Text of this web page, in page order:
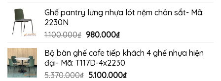
là:
tại
Ghế pantry lưng nhựa lót nệm chân sắt- Mã:
2230N
1.100.000₫ Giá
là:
1.100.000₫.
980.000₫Giá
tại
là:
980.000₫.
Bộ bàn ghế cafe tiếp khách 4 ghế nhựa hiện
đại- Mã: T117D-4x2230
5.370.000₫ Giá
5.100.000₫Giá